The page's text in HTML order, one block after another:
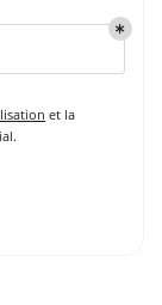
et la
.